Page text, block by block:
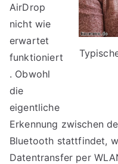
AirDrop
nicht wie
erwartet
funktioniert
. Obwohl
die
eigentliche
Erkennung zwischen
Bluetooth stattfindet,
Datentransfer per